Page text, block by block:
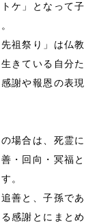
ケ」となって子
祖祭り」は仏教
きている自分た
謝や報恩の表現
場合は、死霊に
・回向・冥福と
。
善と、子孫であ
感謝とにまとめ